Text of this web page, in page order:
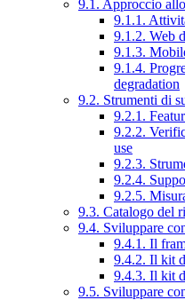
9.1. Approccio
9.1.1.
9.1.2. Web
9.1.3.
9.1.4.
degradation
9.2. Strumenti di
9.2.1.
9.2.2.
use
9.2.3.
9.2.4.
9.2.5.
9.3. Catalogo del
9.4. Sviluppare
9.4.1. Il
9.4.2. Il kit
9.4.3. Il kit
9.5. Sviluppare